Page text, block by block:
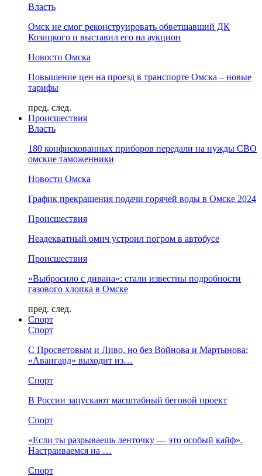
Власть
Омск не смог реконструировать обветшавший ДК
Козицкого и выставил его на аукцион
Новости Омска
Повышение цен на проезд в транспорте Омска – новые
тарифы
пред. след.
Происшествия
Власть
180 конфискованных приборов передали на нужды СВО
омские таможенники
Новости Омска
График прекращения подачи горячей воды в Омске 2024
Происшествия
Неадекватный омич устроил погром в автобусе
Происшествия
«Выбросило с дивана»: стали известны подробности
газового хлопка в Омске
пред. след.
Спорт
Спорт
С Просветовым и Ливо, но без Войнова и Мартынова:
«Авангард» выходит из…
Спорт
В России запускают масштабный беговой проект
Спорт
«Если ты разрываешь ленточку — это особый кайф».
Настраиваемся на …
Спорт